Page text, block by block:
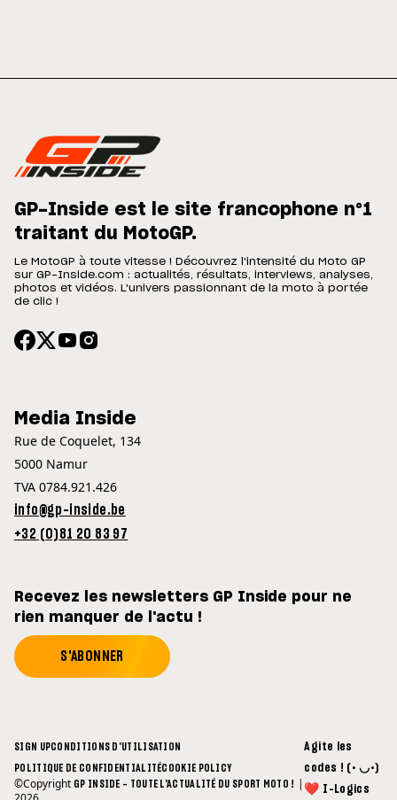
GP-Inside est le site francophone n°1
traitant du MotoGP.
Le MotoGP à toute vitesse ! Découvrez l'intensité du Moto GP
sur GP-Inside.com : actualités, résultats, interviews, analyses,
photos et vidéos. L'univers passionnant de la moto à portée
de clic !
Media Inside
Rue de Coquelet, 134
5000 Namur
TVA 0784.921.426
info@gp-inside.be
+32 (0)81 20 83 97
Recevez les newsletters GP Inside pour ne
rien manquer de l'actu !
S'ABONNER
SIGN UPCONDITIONS D'UTILISATION
POLITIQUE DE CONFIDENTIALITÉCOOKIE POLICY
©Copyright GP INSIDE - TOUTE L'ACTUALITÉ DU SPORT MOTO ! |
Agite les
codes ! (• ◡•)
❤ I-Logics